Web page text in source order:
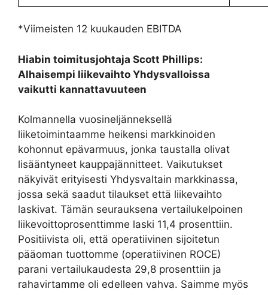
*Viimeisten 12 kuukauden EBITDA
Hiabin toimitusjohtaja Scott Phillips:
Alhaisempi liikevaihto Yhdysvalloissa
vaikutti kannattavuuteen
Kolmannella vuosineljänneksellä
liiketoimintaamme heikensi markkinoiden
kohonnut epävarmuus, jonka taustalla olivat
lisääntyneet kauppajännitteet. Vaikutukset
näkyivät erityisesti Yhdysvaltain markkinassa,
jossa sekä saadut tilaukset että liikevaihto
laskivat. Tämän seurauksena vertailukelpoinen
liikevoittoprosenttimme laski 11,4 prosenttiin.
Positiivista oli, että operatiivinen sijoitetun
pääoman tuottomme (operatiivinen ROCE)
parani vertailukaudesta 29,8 prosenttiin ja
rahavirtamme oli edelleen vahva. Saimme myös